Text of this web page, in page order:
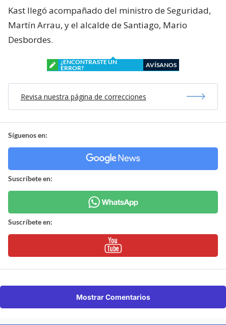
Kast llegó acompañado del ministro de Seguridad,
Martín Arrau, y el alcalde de Santiago, Mario
Desbordes.
¿ENCONTRASTE UN
ERROR?
AVÍSANOS
Revisa nuestra página de correcciones
Síguenos en:
Suscríbete en:
Suscríbete en:
Mostrar Comentarios